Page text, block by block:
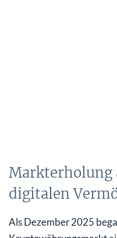
Markterholung
digitalen
Als Dezember 2025